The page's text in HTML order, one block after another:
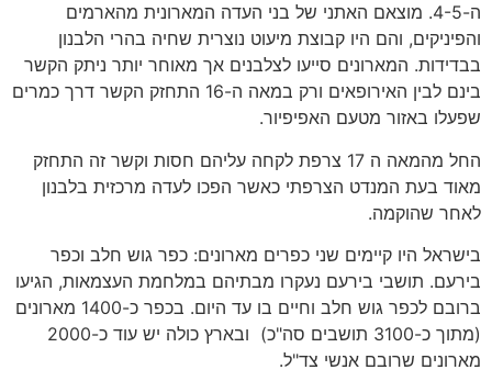
ה-4-5. מוצאם האתני של בני העדה המארונית מהארמים
והפיניקים, והם היו קבוצת מיעוט נוצרית שחיה בהרי הלבנון
בבדידות. המארונים סייעו לצלבנים אך מאוחר יותר ניתק הקשר
בינם לבין האירופאים ורק במאה ה-16 התחזק הקשר דרך כמרים
שפעלו באזור מטעם האפיפיור.
החל מהמאה ה 17 צרפת לקחה עליהם חסות וקשר זה התחזק
מאוד בעת המנדט הצרפתי כאשר הפכו לעדה מרכזית בלבנון
לאחר שהוקמה.
בישראל היו קיימים שני כפרים מארונים: כפר גוש חלב וכפר
בירעם. תושבי בירעם נעקרו מבתיהם במלחמת העצמאות, הגיעו
ברובם לכפר גוש חלב וחיים בו עד היום. בכפר כ-1400 מארונים
(מתוך כ-3100 תושבים סה"כ) ובארץ כולה יש עוד כ-2000
מארונים שרובם אנשי צד"ל.